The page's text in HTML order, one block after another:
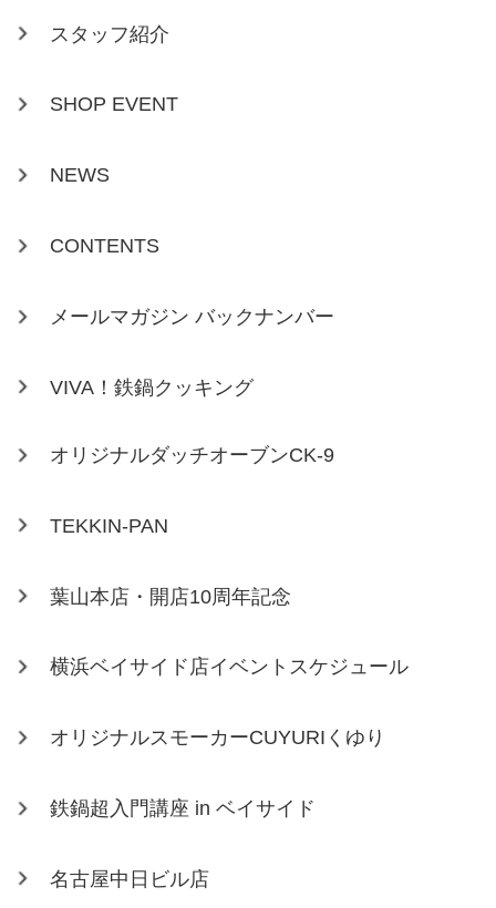
スタッフ紹介
SHOP EVENT
NEWS
CONTENTS
メールマガジン バックナンバー
VIVA！鉄鍋クッキング
オリジナルダッチオーブンCK-9
TEKKIN-PAN
葉山本店・開店10周年記念
横浜ベイサイド店イベントスケジュール
オリジナルスモーカーCUYURIくゆり
鉄鍋超入門講座 in ベイサイド
名古屋中日ビル店